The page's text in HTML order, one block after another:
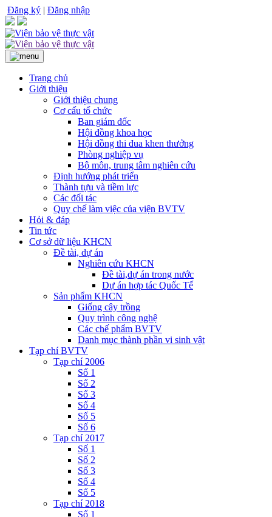
Đăng ký | Đăng nhập
Trang chủ
Giới thiệu
Giới thiệu chung
Cơ cấu tổ chức
Ban giám đốc
Hội đồng khoa học
Hội đồng thi đua khen thưởng
Phòng nghiệp vụ
Bộ môn, trung tâm nghiên cứu
Định hướng phát triển
Thành tựu và tiềm lực
Các đối tác
Quy chế làm việc của viện BVTV
Hỏi & đáp
Tin tức
Cơ sở dữ liệu KHCN
Đề tài, dự án
Nghiên cứu KHCN
Đề tài,dự án trong nước
Dự án hợp tác Quốc Tế
Sản phẩm KHCN
Giống cây trồng
Quy trình công nghệ
Các chế phẩm BVTV
Danh mục thành phần vi sinh vật
Tạp chí BVTV
Tạp chí 2006
Số 1
Số 2
Số 3
Số 4
Số 5
Số 6
Tạp chí 2017
Số 1
Số 2
Số 3
Số 4
Số 5
Tạp chí 2018
Số 1